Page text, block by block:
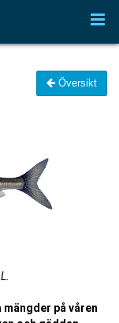
Översikt
på våren